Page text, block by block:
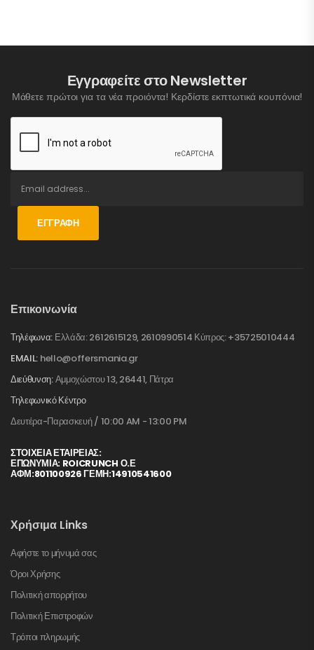
Εγγραφείτε στο Newsletter
Μάθετε πρώτοι για τα νέα προιόντα! Κερδίστε εκπτωτικά κουπόνια!
ΕΓΓΡΑΦΉ
Επικοινωνία
Τηλέφωνα: Ελλάδα: 2612615129, 2610990514 Κύπρος: +35725010444
EMAIL: hello@offersmania.gr
Διεύθυνση:Αμμοχώστου 13, 26441, Πάτρα
Τηλεφωνικό Κέντρο
Δευτέρα-Παρασκευή / 10:00 AM - 13:00 PM
ΣΤΟΙΧΕΊΑ ΕΤΑΙΡΕΊΑΣ:
ΕΠΩΝΥΜΙΑ: ROICRUNCH Ο.Ε
ΑΦΜ:801100926 ΓΕΜΗ:14910541600
Χρήσιμα Links
Αφήστε το μήνυμά σας
Όροι Χρήσης
Πολιτική απορρήτου
Πολιτική Επιστροφών
Τρόποι πληρωμής